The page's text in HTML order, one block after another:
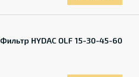
Фильтр HYDAC OLF 15-30-45-60